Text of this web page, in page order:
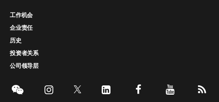
工作机会
企业责任
历史
投资者关系
公司领导层